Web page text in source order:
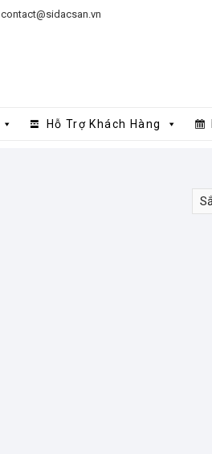
contact@sidacsan.vn
Hỗ Trợ Khách Hàng